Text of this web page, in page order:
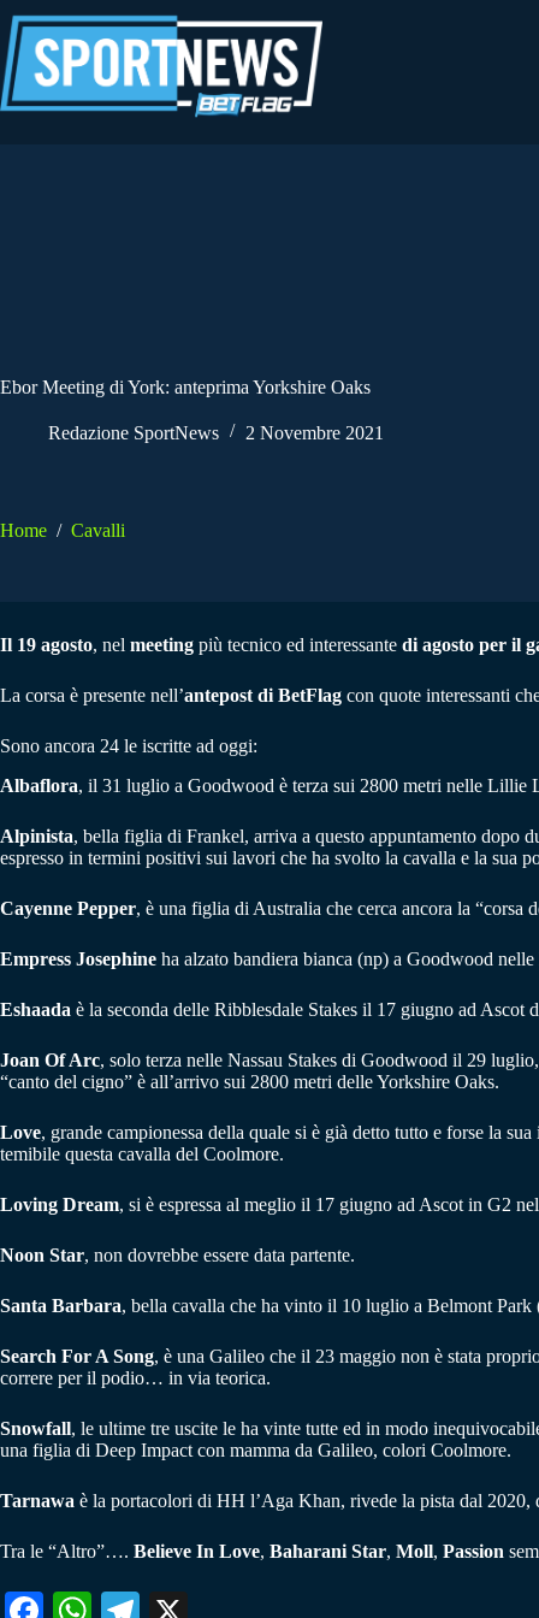
al
contenuto
Ebor Meeting di York: anteprima Yorkshire Oaks
Redazione SportNews 2 Novembre 2021
Home / Cavalli
Il 19 agosto, nel meeting più tecnico ed interessante di agosto per il
La corsa è presente nell’antepost di BetFlag con quote interessanti
Sono ancora 24 le iscritte ad oggi:
Albaflora, il 31 luglio a Goodwood è terza sui 2800 metri nelle Lillie
Alpinista, bella figlia di Frankel, arriva a questo appuntamento
espresso in termini positivi sui lavori che ha svolto la cavalla e la sua
Cayenne Pepper, è una figlia di Australia che cerca ancora la
Empress Josephine ha alzato bandiera bianca (np) a Goodwood
Eshaada è la seconda delle Ribblesdale Stakes il 17 giugno ad Ascot
Joan Of Arc, solo terza nelle Nassau Stakes di Goodwood il 29
“canto del cigno” è all’arrivo sui 2800 metri delle Yorkshire Oaks.
Love, grande campionessa della quale si è già detto tutto e forse la
temibile questa cavalla del Coolmore.
Loving Dream, si è espressa al meglio il 17 giugno ad Ascot in G2
Noon Star, non dovrebbe essere data partente.
Santa Barbara, bella cavalla che ha vinto il 10 luglio a Belmont
Search For A Song, è una Galileo che il 23 maggio non è stata
correre per il podio… in via teorica.
Snowfall, le ultime tre uscite le ha vinte tutte ed in modo
una figlia di Deep Impact con mamma da Galileo, colori Coolmore.
Tarnawa è la portacolori di HH l’Aga Khan, rivede la pista dal
Tra le “Altro”…. Believe In Love, Baharani Star, Moll, Passion